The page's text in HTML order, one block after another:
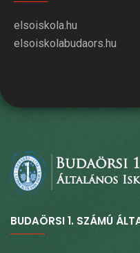
elsoiskola.hu
elsoiskolabudaors.hu
BUDAÖRSI 1. SZÁMÚ